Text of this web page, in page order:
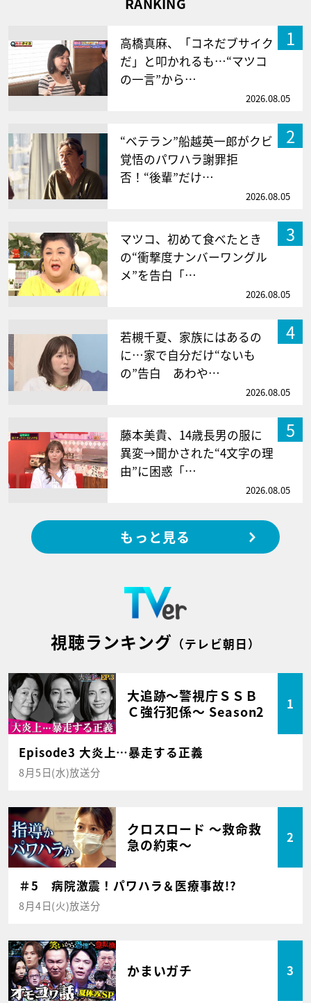
1
高橋真麻、「コネだブサイク
だ」と叩かれるも…“マツコ
の一言”から…
2026.08.05
2
“ベテラン”船越英一郎がクビ
覚悟のパワハラ謝罪拒
否！“後輩”だけ…
2026.08.05
3
マツコ、初めて食べたとき
の“衝撃度ナンバーワングル
メ”を告白「…
2026.08.05
4
若槻千夏、家族にはあるの
に…家で自分だけ“ないも
の”告白 あわや…
2026.08.05
5
藤本美貴、14歳長男の服に
異変→聞かされた“4文字の理
由”に困惑「…
2026.08.05
もっと見る
視聴ランキング （テレビ朝日）
大追跡～警視庁ＳＳＢ
Ｃ強行犯係～ Season2
1
Episode3 大炎上…暴走する正義
8月5日(水)放送分
クロスロード ～救命救
急の約束～
2
＃5 病院激震！パワハラ＆医療事故!?
8月4日(火)放送分
かまいガチ 3